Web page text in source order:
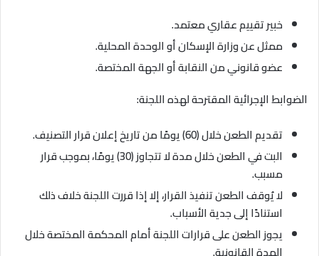
خبير تقييم عقاري معتمد.
ممثل عن وزارة الإسكان أو الوحدة المحلية.
عضو قانوني من النقابة أو الجهة المختصة.
الضوابط الإجرائية المقترحة لهذه اللجنة:
تقديم الطعن خلال (60) يومًا من تاريخ إعلان قرار التصنيف
.
البت في الطعن خلال مدة لا تتجاوز (30) يومًا، بموجب قرار
مسبب.
لا يُوقف الطعن تنفيذ القرار، إلا إذا قررت اللجنة خلاف ذلك
استنادًا إلى جدية الأسباب.
يجوز الطعن على قرارات اللجنة أمام المحكمة المختصة خلال